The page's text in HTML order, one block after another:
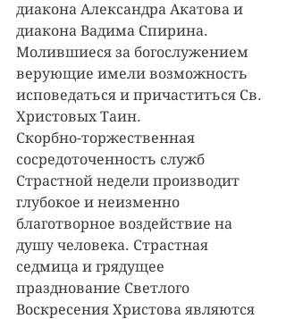
диакона Александра Акатова и
диакона Вадима Спирина.
Молившиеся за богослужением
верующие имели возможность
исповедаться и причаститься Св.
Христовых Таин.
Скорбно-торжественная
сосредоточенность служб
Страстной недели производит
глубокое и неизменно
благотворное воздействие на
душу человека. Страстная
седмица и грядущее
празднование Светлого
Воскресения Христова являются